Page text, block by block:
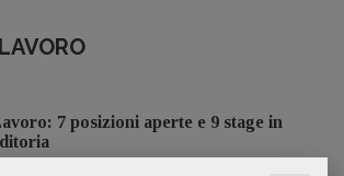
7 posizioni aperte e 9 stage in